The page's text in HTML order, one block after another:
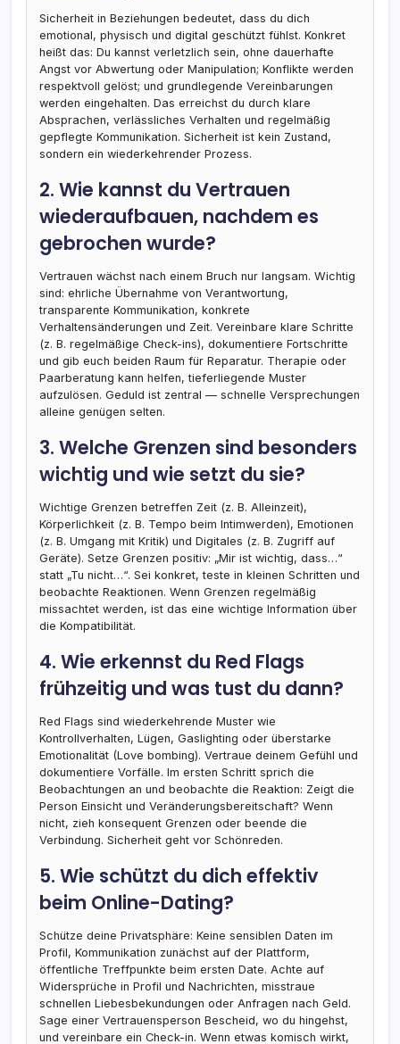
Sicherheit in Beziehungen bedeutet, dass du dich
emotional, physisch und digital geschützt fühlst. Konkret
heißt das: Du kannst verletzlich sein, ohne dauerhafte
Angst vor Abwertung oder Manipulation; Konflikte werden
respektvoll gelöst; und grundlegende Vereinbarungen
werden eingehalten. Das erreichst du durch klare
Absprachen, verlässliches Verhalten und regelmäßig
gepflegte Kommunikation. Sicherheit ist kein Zustand,
sondern ein wiederkehrender Prozess.
2. Wie kannst du Vertrauen
wiederaufbauen, nachdem es
gebrochen wurde?
Vertrauen wächst nach einem Bruch nur langsam. Wichtig
sind: ehrliche Übernahme von Verantwortung,
transparente Kommunikation, konkrete
Verhaltensänderungen und Zeit. Vereinbare klare Schritte
(z. B. regelmäßige Check-ins), dokumentiere Fortschritte
und gib euch beiden Raum für Reparatur. Therapie oder
Paarberatung kann helfen, tieferliegende Muster
aufzulösen. Geduld ist zentral — schnelle Versprechungen
alleine genügen selten.
3. Welche Grenzen sind besonders
wichtig und wie setzt du sie?
Wichtige Grenzen betreffen Zeit (z. B. Alleinzeit),
Körperlichkeit (z. B. Tempo beim Intimwerden), Emotionen
(z. B. Umgang mit Kritik) und Digitales (z. B. Zugriff auf
Geräte). Setze Grenzen positiv: „Mir ist wichtig, dass…“
statt „Tu nicht…“. Sei konkret, teste in kleinen Schritten und
beobachte Reaktionen. Wenn Grenzen regelmäßig
missachtet werden, ist das eine wichtige Information über
die Kompatibilität.
4. Wie erkennst du Red Flags
frühzeitig und was tust du dann?
Red Flags sind wiederkehrende Muster wie
Kontrollverhalten, Lügen, Gaslighting oder überstarke
Emotionalität (Love bombing). Vertraue deinem Gefühl und
dokumentiere Vorfälle. Im ersten Schritt sprich die
Beobachtungen an und beobachte die Reaktion: Zeigt die
Person Einsicht und Veränderungsbereitschaft? Wenn
nicht, zieh konsequent Grenzen oder beende die
Verbindung. Sicherheit geht vor Schönreden.
5. Wie schützt du dich effektiv
beim Online-Dating?
Schütze deine Privatsphäre: Keine sensiblen Daten im
Profil, Kommunikation zunächst auf der Plattform,
öffentliche Treffpunkte beim ersten Date. Achte auf
Widersprüche in Profil und Nachrichten, misstraue
schnellen Liebesbekundungen oder Anfragen nach Geld.
Sage einer Vertrauensperson Bescheid, wo du hingehst,
und vereinbare ein Check-in. Wenn etwas komisch wirkt,